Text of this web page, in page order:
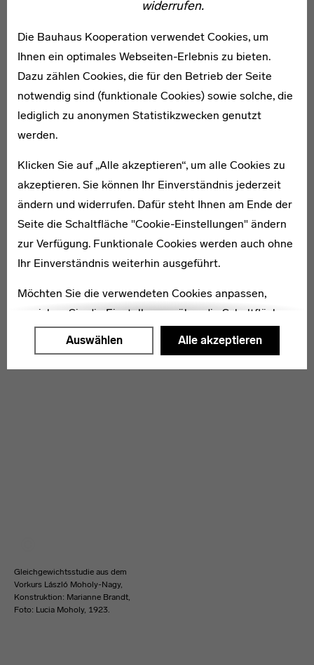
widerrufen.
Die Bauhaus Kooperation verwendet Cookies, um
Ihnen ein optimales Webseiten-Erlebnis zu bieten.
Dazu zählen Cookies, die für den Betrieb der Seite
notwendig sind (funktionale Cookies) sowie solche, die
lediglich zu anonymen Statistikzwecken genutzt
werden.
Klicken Sie auf „Alle akzeptieren“, um alle Cookies zu
akzeptieren. Sie können Ihr Einverständnis jederzeit
ändern und widerrufen. Dafür steht Ihnen am Ende der
Seite die Schaltfläche "Cookie-Einstellungen" ändern
zur Verfügung. Funktionale Cookies werden auch ohne
Ihr Einverständnis weiterhin ausgeführt.
Möchten Sie die verwendeten Cookies anpassen,
erreichen Sie die Einstellungen über die Schaltfläche
"Auswählen".
Auswählen Alle akzeptieren
Marianne Brandt, in: NEC. New German Critique, 107, S. 89–131.
Marianne Brandt, Berlin.
Ausstellung im Institut für Kunst und Design im Kolkmannhaus, Wuppertal,
Ostfildern.
Collagen, Diplomarbeit, Berlin.
∙ Anne-Kathrin Weise (1995): Leben und Werk von Marianne Brandt,
Dissertation, Berlin.
Marianne Brandt
Weiterführende Links
Netzwerke
Gleichgewichtsstudie aus dem
Vorkurs László Moholy-Nagy,
Konstruktion: Marianne Brandt,
Foto: Lucia Moholy, 1923.